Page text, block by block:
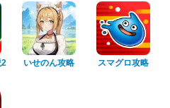
2
いせのん攻略 スマグロ攻略